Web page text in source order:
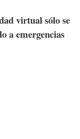
virtual sólo se
a emergencias